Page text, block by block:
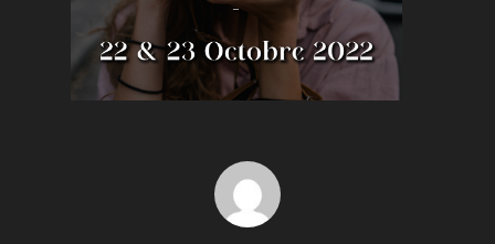
Hit enter to search or ESC to close